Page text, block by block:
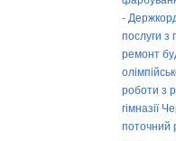
-
послуги з
ремонт
роботи з
гімназії
поточний